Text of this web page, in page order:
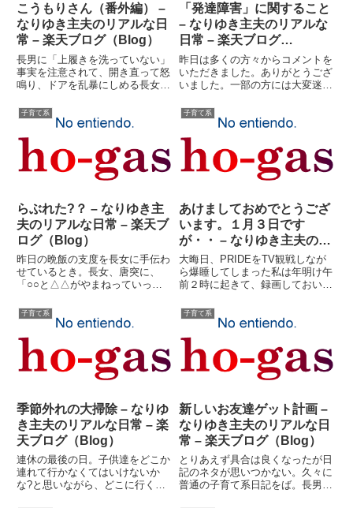
こうもりさん（番外編） –
なりゆき主夫のリアルな日
常 – 楽天ブログ（Blog）
長男に「上履きを洗っていない」
事実を注意されて、開き直って怒
鳴り、ドアを乱暴にしめる長女に
怒られることも判っているとはい
え、長女が階段を上がってきた。
「で、オレにいうことはなん
だ？」「ごめんなさい」「なにに
対し...
「発達障害」に関すること
– なりゆき主夫のリアルな
日常 – 楽天ブログ
（Blog）
昨日は多くの方々からコメントを
いただきました。ありがとうござ
いました。一部の方には大変迷惑
はないかもしれませんが、もう一
度、改めて長く重い内容の日記を
書かせていただきます。興味のな
い方には、大変申し訳ありませ
ん...
子育て系
らぶれた?？ – なりゆき主
夫のリアルな日常 – 楽天ブ
ログ（Blog）
昨日の晩飯の支度を長女に手伝わ
せているとき。長女、唐突に、
「○○と△△がやまねっていっ
おした。「○○さんと、△△さん
が、やまねっていった」「もうち
ょっとわかりやすくいってごら
ん」長女は辛抱強く、もう一度言
い直し...
子育て系
あけましておめでとうござ
います。１月３日です
が・・ – なりゆき主夫のリ
アルな日常 – 楽天ブログ
（Blog）
大晦日、PRIDEをTV観戦しなが
ら爆睡してしまった私は年明け午
前２時に起きて、録画しておいた
がら見ても８時までかかりまし
た。う?む、中々内容の濃い放送
であった。しかし、見ていてふと
思ったのは、こんなマニアッ...
子育て系
季節外れの大掃除 – なりゆ
き主夫のリアルな日常 – 楽
天ブログ（Blog）
連休の最後の日。子供達をどこか
連れて行かなくてはいけないか
な?と思いながら、どこに行くか
子育て系
新しいお友達ゲット計画 –
なりゆき主夫のリアルな日
常 – 楽天ブログ（Blog）
とりあえず具合は良くなったが日
記のネタが思いつかない。久々に
普通の子育て系日記をば。長男と